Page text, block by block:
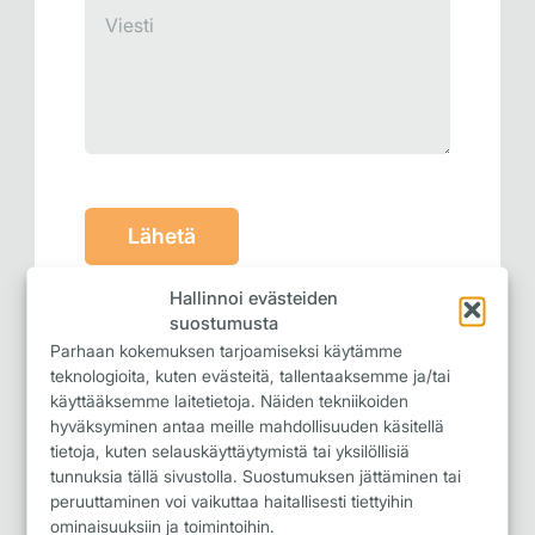
Hallinnoi evästeiden
suostumusta
Parhaan kokemuksen tarjoamiseksi käytämme
teknologioita, kuten evästeitä, tallentaaksemme ja/tai
käyttääksemme laitetietoja. Näiden tekniikoiden
hyväksyminen antaa meille mahdollisuuden käsitellä
tietoja, kuten selauskäyttäytymistä tai yksilöllisiä
tunnuksia tällä sivustolla. Suostumuksen jättäminen tai
peruuttaminen voi vaikuttaa haitallisesti tiettyihin
ominaisuuksiin ja toimintoihin.
tietosuoja- ja rekisteriselosteen
Isompi kartta